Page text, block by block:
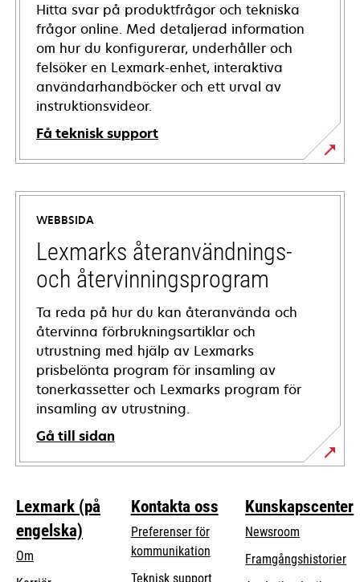
Hitta svar på produktfrågor och tekniska
frågor online. Med detaljerad information
om hur du konfigurerar, underhåller och
felsöker en Lexmark-enhet, interaktiva
användarhandböcker och ett urval av
instruktionsvideor.
Få teknisk support
opens
in
new
tab
WEBBSIDA
Lexmarks återanvändnings-
och återvinningsprogram
Ta reda på hur du kan återanvända och
återvinna förbrukningsartiklar och
utrustning med hjälp av Lexmarks
prisbelönta program för insamling av
tonerkassetter och Lexmarks program för
insamling av utrustning.
Gå till sidan
Lexmark (på
engelska)
Om
Kontakta oss
Preferenser för
kommunikation
Teknisk supportopens
Kunskapscenter
Newsroom
Framgångshistorier